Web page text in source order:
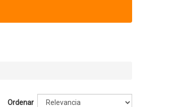
Ordenar